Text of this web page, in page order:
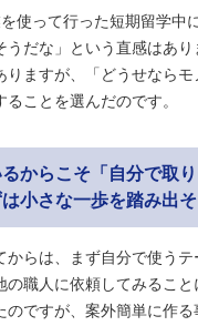
使って行った短期留学中
うだな」という直感はあり
りますが、「どうせならモ
ことを選んだのです。
からこそ「自分で取
小さな一歩を踏み出そ
からは、まず自分で使うテ
の職人に依頼してみるこ
のですが、案外簡単に作る